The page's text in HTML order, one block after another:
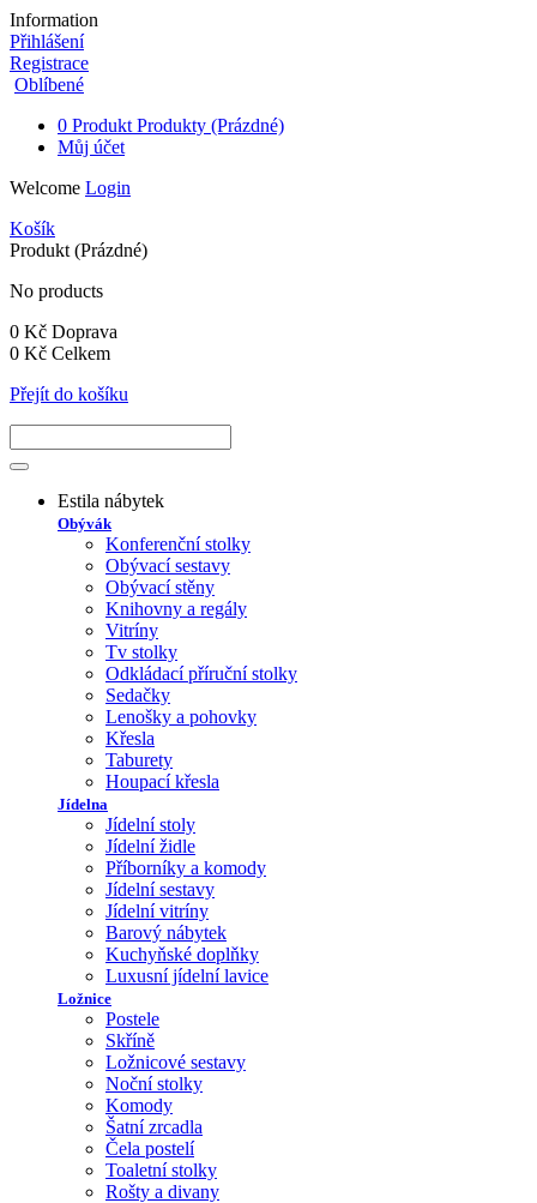
Information
Přihlášení
Registrace
Oblíbené
0 Produkt Produkty (Prázdné)
Můj účet
Welcome Login
Košík
Produkt (Prázdné)
No products
0 Kč Doprava
0 Kč Celkem
Přejít do košíku
Estila nábytek
Obývák
Konferenční stolky
Obývací sestavy
Obývací stěny
Knihovny a regály
Vitríny
Tv stolky
Odkládací příruční stolky
Sedačky
Lenošky a pohovky
Křesla
Taburety
Houpací křesla
Jídelna
Jídelní stoly
Jídelní židle
Příborníky a komody
Jídelní sestavy
Jídelní vitríny
Barový nábytek
Kuchyňské doplňky
Luxusní jídelní lavice
Ložnice
Postele
Skříně
Ložnicové sestavy
Noční stolky
Komody
Šatní zrcadla
Čela postelí
Toaletní stolky
Rošty a divany